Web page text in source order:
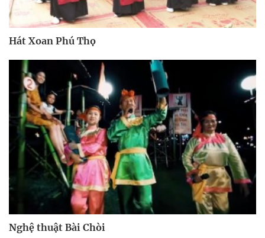
Hát Xoan Phú Thọ
Nghệ thuật Bài Chòi